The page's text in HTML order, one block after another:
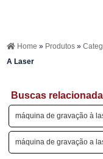
Home » Produtos»
A Laser
Buscas
máquina de gravação à
máquina de gravação a